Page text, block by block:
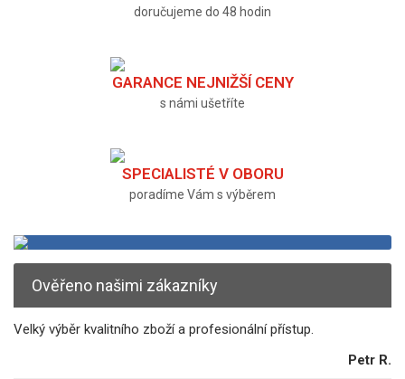
doručujeme do 48 hodin
GARANCE NEJNIŽŠÍ CENY
s námi ušetříte
SPECIALISTÉ V OBORU
poradíme Vám s výběrem
Ověřeno našimi zákazníky
Velký výběr kvalitního zboží a profesionální přístup.
Petr R.